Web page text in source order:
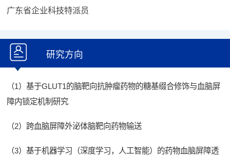
广东省企业科技特派员
研究方向
（1）基于GLUT1的脑靶向抗肿瘤药物的糖基缀合修饰与血脑屏
障内锁定机制研究
（2）跨血脑屏障外泌体脑靶向药物输送
（3）基于机器学习（深度学习，人工智能）的药物血脑屏障透